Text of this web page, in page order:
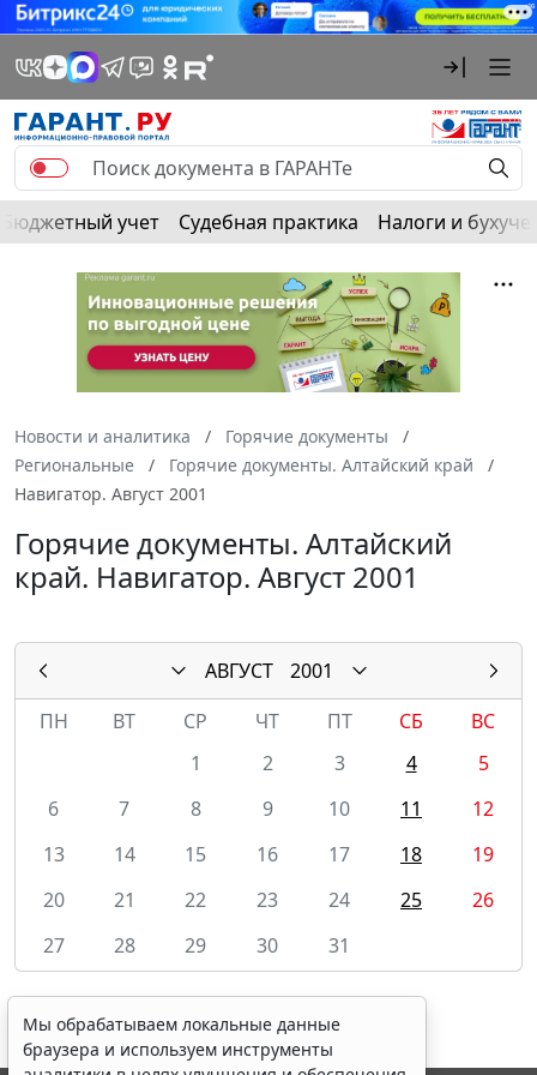
Бюджетный учет Судебная практика Налоги и
Новости и аналитика
Горячие документы
Региональные
Горячие документы. Алтайский край
Навигатор. Август 2001
Горячие документы. Алтайский
край. Навигатор. Август 2001
АВГУСТ
2001
ПН
ВТ СР ЧТ ПТ СБ
ВС
1
2 3 4
5
6
7 8 9 10 11
12
13
14 15 16 17 18
19
20
21 22 23 24 25
26
27
28 29 30 31
Мы обрабатываем локальные данные
браузера и используем инструменты